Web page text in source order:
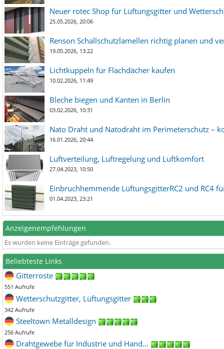
Neuer rotec Shop für Lüftungsgitter und
25.05.2026, 20:06
Renson Schallschutzlamellen richtig planen und
19.05.2026, 13:22
Lichtkuppeln für Flachdächer kaufen
10.02.2026, 11:49
Bleche biegen und Kanten in Berlin
03.02.2026, 10:31
Nato Draht und Natodraht im Perimeterschutz –
16.01.2026, 20:44
Luftverteilung, Luftregelung und Luftkomfort
27.04.2023, 10:50
Einbruchhemmende LüftungsgitterRC2 und RC4
01.04.2023, 23:21
Anzeigenempfehlungen
Es wurden keine Einträge gefunden.
Beliebteste Links
Gitterroste
551 Aufrufe
Wetterschutzgitter, Lüftungsgitter
342 Aufrufe
Steeltown Metalldesign
256 Aufrufe
Drahtgewebe für Industrie und Hand…